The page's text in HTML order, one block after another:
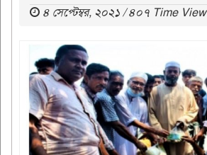
৪ সেপ্টেম্বর, ২০২১ / ৪০৭ Time View